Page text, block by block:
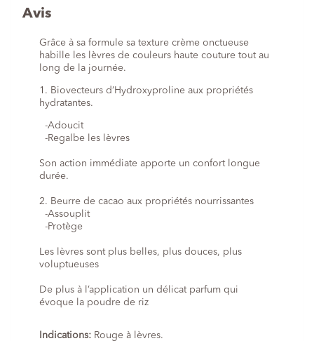
Avis
Grâce à sa formule sa texture crème onctueuse
habille les lèvres de couleurs haute couture tout au
long de la journée.
1. Biovecteurs d’Hydroxyproline aux propriétés
hydratantes.
-Adoucit
-Regalbe les lèvres
Son action immédiate apporte un confort longue
durée.
2. Beurre de cacao aux propriétés nourrissantes
-Assouplit
-Protège
Les lèvres sont plus belles, plus douces, plus
voluptueuses
De plus à l’application un délicat parfum qui
évoque la poudre de riz
Indications: Rouge à lèvres.